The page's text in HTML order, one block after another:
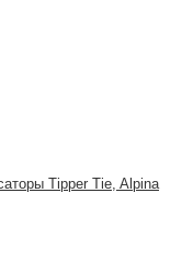
Tipper Tie, Alpina